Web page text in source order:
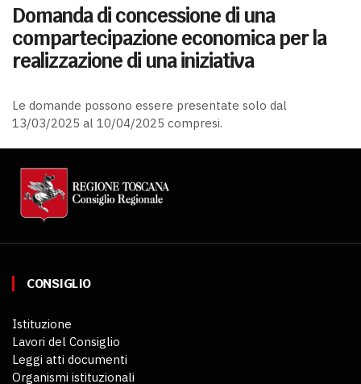
Domanda di concessione di una
compartecipazione economica per la
realizzazione di una iniziativa
Le domande possono essere presentate solo dal
13/03/2025 al 10/04/2025 compresi.
CONSIGLIO
Istituzione
Lavori del Consiglio
Leggi atti documenti
Organismi istituzionali